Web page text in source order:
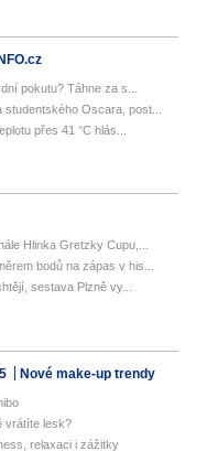
INFO.cz
pokutu? Táhne za s...
Oscara, post...
přes 41 °C hlás...
Hlinka Gretzky Cupu,...
bodů na zápas v his...
sestava Plzně vy...
Nové make-up trendy
vrátíte lesk?
relaxaci i zážitky